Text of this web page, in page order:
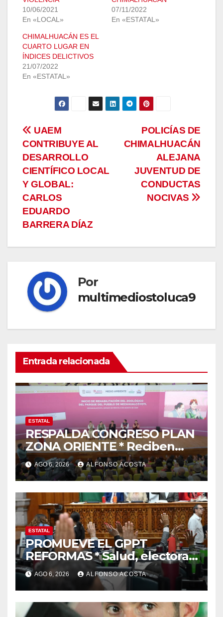
10/06/2021
En «LOCAL»
07/11/2022
En «ESTATAL»
CHIMALHUACÁN ES EL
CUARTO LUGAR EN
ÍNDICES DELICTIVOS
21/07/2022
En «ESTATAL»
Navegación
de
entradas
POLICÍAS DE
CHIMALHUACÁN
ALEJANA
JUVENTUD DE
CONDUCTAS
NOCIVAS
UAEM
CONTRIBUYE AL
DESARROLLO
CIENTÍFICO LOCAL
Y GLOBAL:
CARLOS
EDUARDO
BARRERA DÍAZ
Por
multimediostoluca9
Entrada relacionada
ESTATAL
RESPALDA CONGRESO PLAN
ZONA ORIENTE * Reciben
reconocimiento de la
gobernadora Delfina Gómez
AGO 6, 2026 ALFONSO ACOSTA
ESTATAL
PROMUEVE EL GPPT
REFORMAS * Salud, electoral
y justicia, de las principales
AGO 6, 2026 ALFONSO ACOSTA